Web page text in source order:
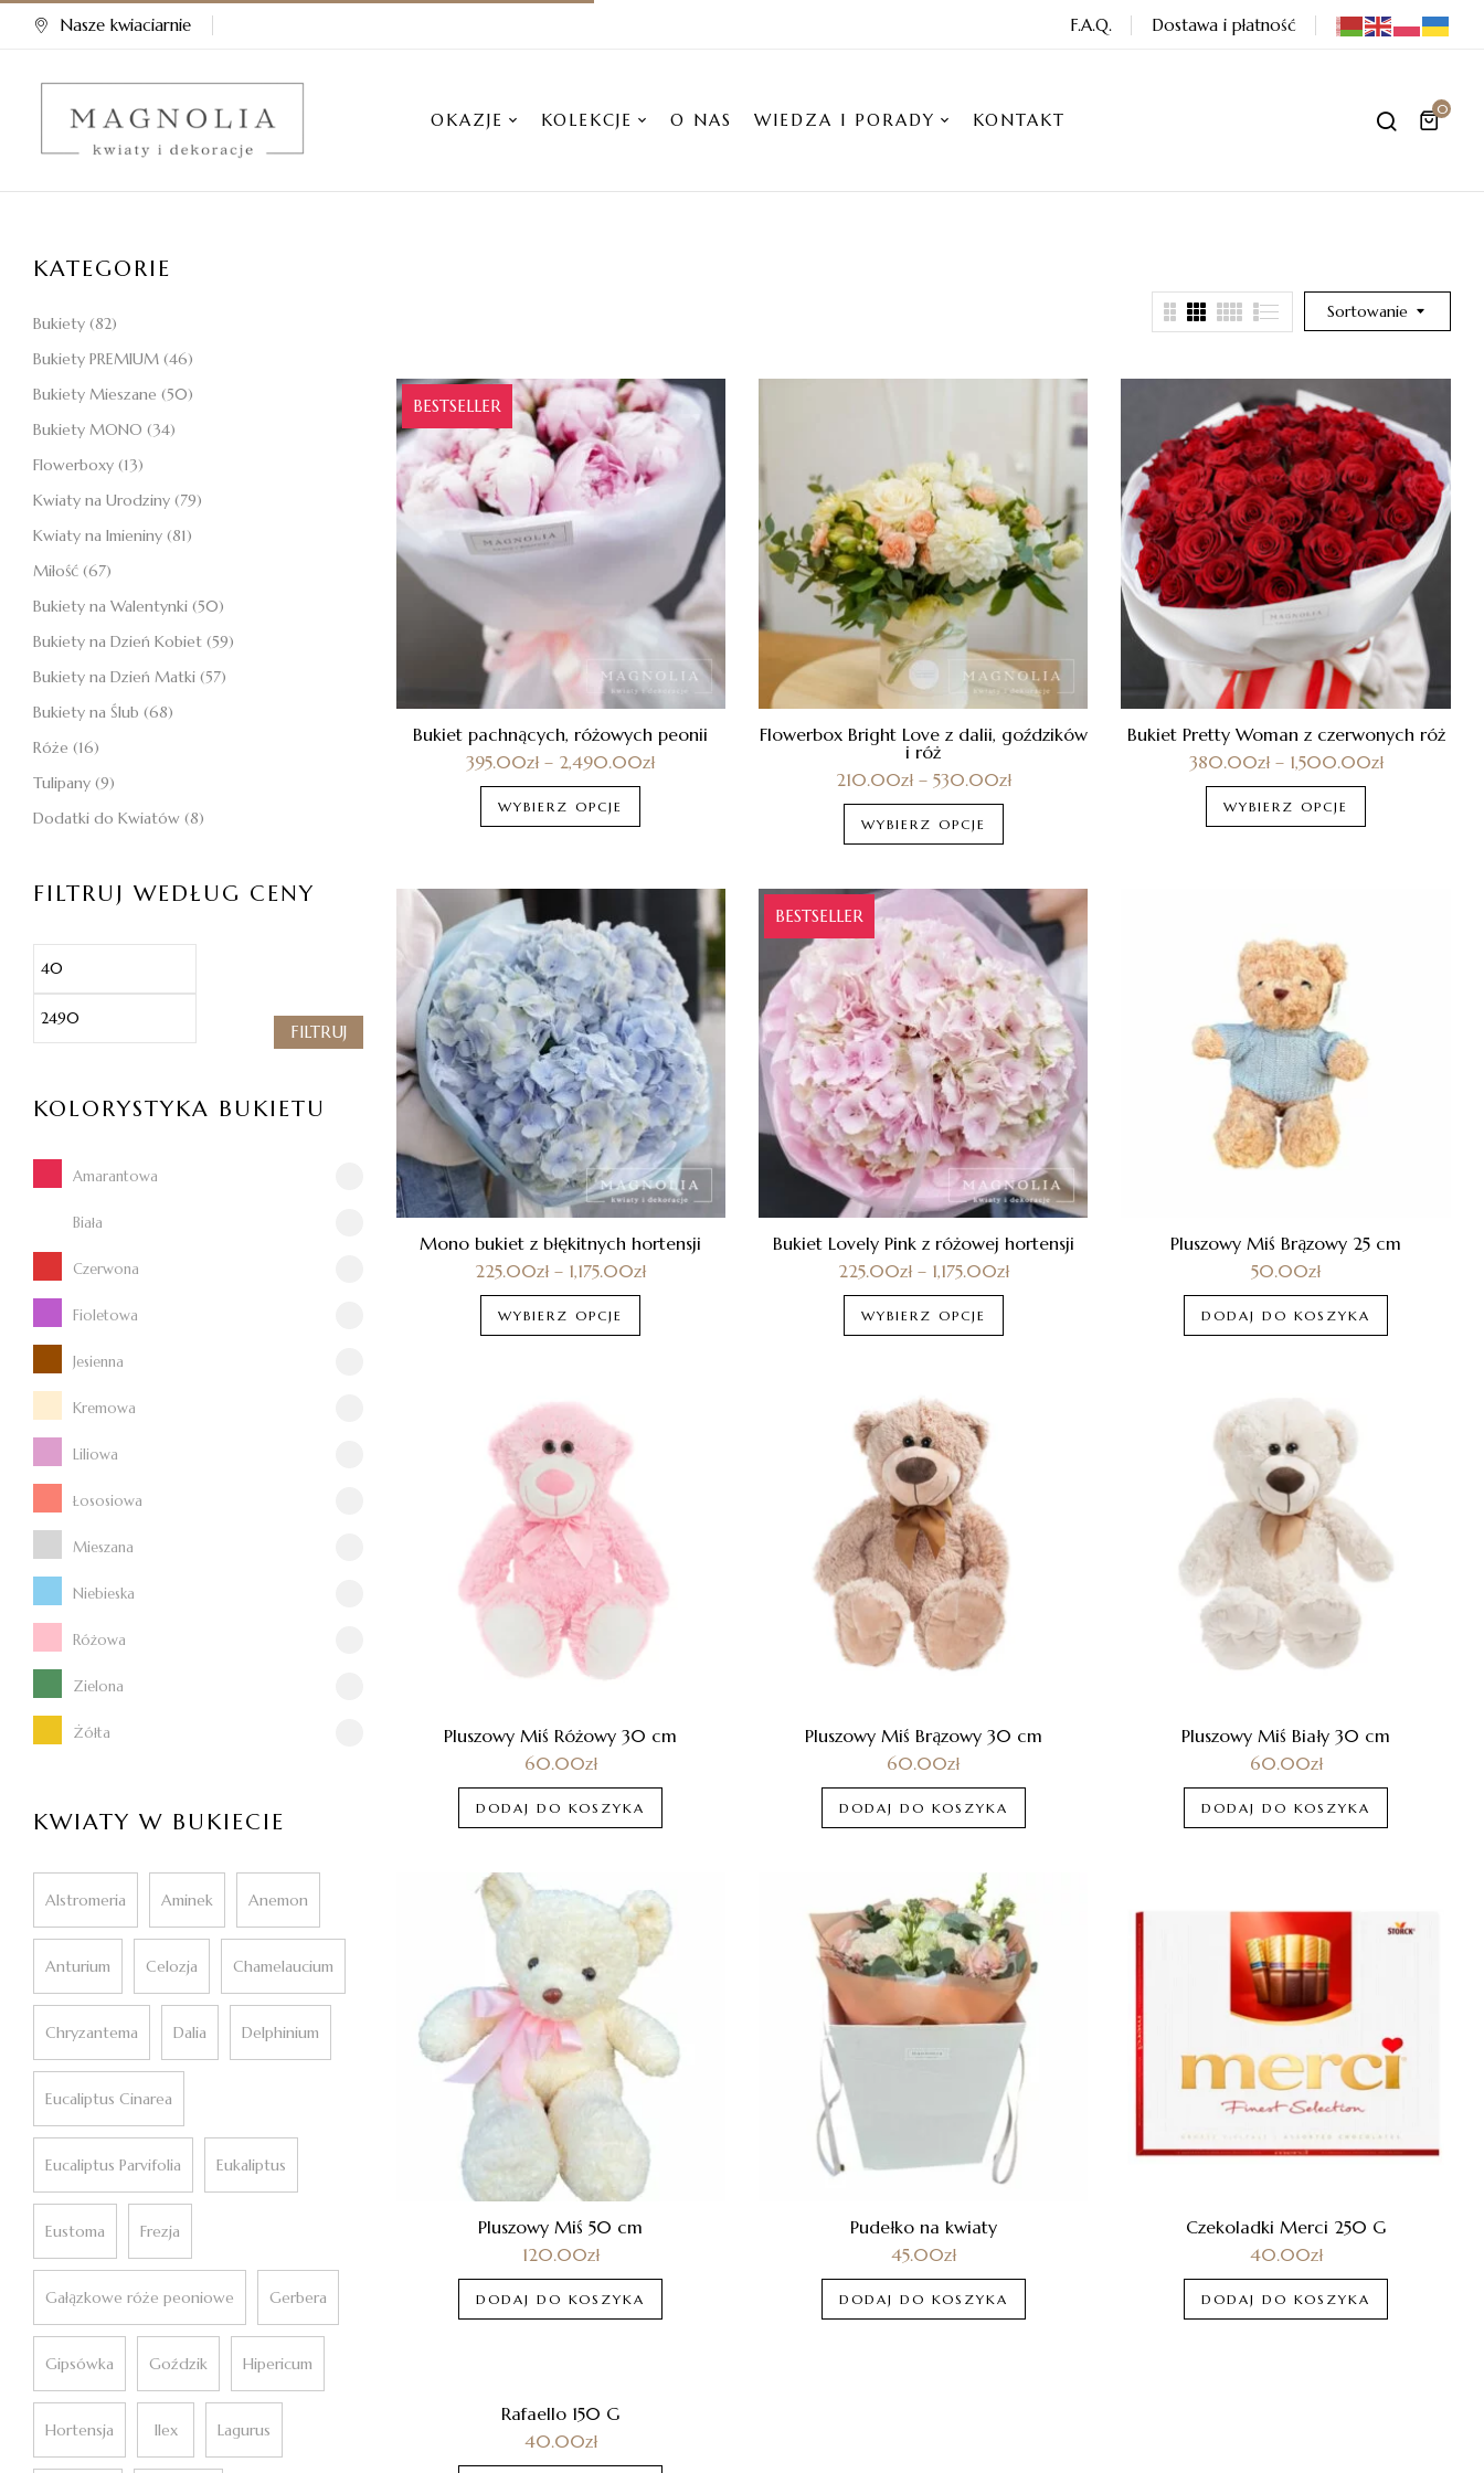
Nasze kwiaciarnie F.A.Q. Dostawa i płatność
OKAZJE KOLEKCJE O NAS WIEDZA I PORADY KONTAKT 0
KATEGORIE
Bukiety (82)
Bukiety PREMIUM (46)
Bukiety Mieszane (50)
Bukiety MONO (34)
Flowerboxy (13)
Kwiaty na Urodziny (79)
Kwiaty na Imieniny (81)
Miłość (67)
Bukiety na Walentynki (50)
Bukiety na Dzień Kobiet (59)
Bukiety na Dzień Matki (57)
Bukiety na Ślub (68)
Róże (16)
Tulipany (9)
Dodatki do Kwiatów (8)
FILTRUJ WEDŁUG CENY
FILTRUJ
KOLORYSTYKA BUKIETU
Amarantowa
Biała
Czerwona
Fioletowa
Jesienna
Kremowa
Liliowa
Łososiowa
Mieszana
Niebieska
Różowa
Zielona
Żółta
KWIATY W BUKIECIE
Alstromeria Aminek Anemon
Anturium Celozja Chamelaucium
Chryzantema Dalia Delphinium
Eucaliptus Cinarea
Eucaliptus Parvifolia Eukaliptus
Eustoma Frezja
Gałązkowe róże peoniowe Gerbera
Gipsówka Goździk Hipericum
Hortensja Ilex Lagurus
Sortowanie
BESTSELLER
Bukiet pachnących, różowych peonii
395.00zł – 2,490.00zł
WYBIERZ OPCJE
Flowerbox Bright Love z dalii, goździków
i róż
210.00zł– 530.00zł
WYBIERZ OPCJE
Bukiet Pretty Woman z czerwonych róż
380.00zł– 1,500.00zł
WYBIERZ OPCJE
Mono bukiet z błękitnych hortensji
225.00zł – 1,175.00zł
WYBIERZ OPCJE
BESTSELLER
Bukiet Lovely Pink z różowej hortensji
225.00zł– 1,175.00zł
WYBIERZ OPCJE
Pluszowy Miś Brązowy 25 cm
50.00zł
DODAJ DO KOSZYKA
Pluszowy Miś Różowy 30 cm
60.00zł
DODAJ DO KOSZYKA
Pluszowy Miś Brązowy 30 cm
60.00zł
DODAJ DO KOSZYKA
Pluszowy Miś Biały 30 cm
60.00zł
DODAJ DO KOSZYKA
Pluszowy Miś 50 cm
120.00zł
DODAJ DO KOSZYKA
Pudełko na kwiaty
45.00zł
DODAJ DO KOSZYKA
Czekoladki Merci 250 G
40.00zł
DODAJ DO KOSZYKA
Rafaello 150 G
40.00zł